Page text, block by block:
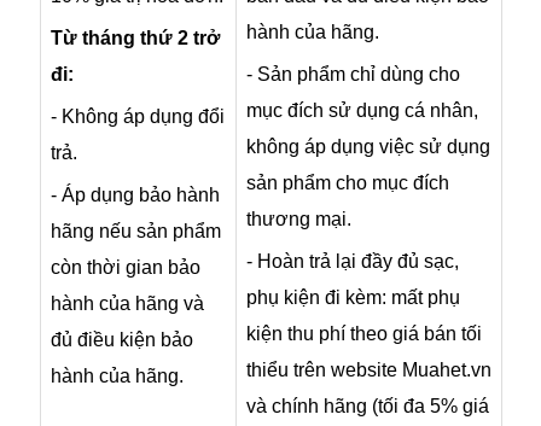
Từ tháng thứ 2 trở
đi:
- Không áp dụng đổi
trả.
- Áp dụng bảo hành
hãng nếu sản phẩm
còn thời gian bảo
hành của hãng và
đủ điều kiện bảo
hành của hãng.
hành của hãng.
- Sản phẩm chỉ dùng cho
mục đích sử dụng cá nhân,
không áp dụng việc sử dụng
sản phẩm cho mục đích
thương mại.
- Hoàn trả lại đầy đủ sạc,
phụ kiện đi kèm: mất phụ
kiện thu phí theo giá bán tối
thiểu trên website Muahet.vn
và chính hãng (tối đa 5% giá